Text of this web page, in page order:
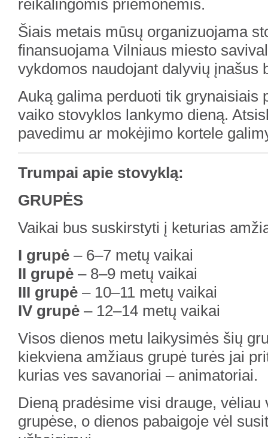
reikalingomis priemonėmis.
Šiais metais mūsų organizuojama
finansuojama Vilniaus miesto
vykdomos naudojant dalyvių įnašus
Auką galima perduoti tik grynaisiais
vaiko stovyklos lankymo dieną.
pavedimu ar mokėjimo kortele
Trumpai apie stovyklą:
GRUPĖS
Vaikai bus suskirstyti į keturias
I grupė – 6–7 metų vaikai
II grupė – 8–9 metų vaikai
III grupė – 10–11 metų vaikai
IV grupė – 12–14 metų vaikai
Visos dienos metu laikysimės šių
kiekviena amžiaus grupė turės jai
kurias ves savanoriai – animatoriai.
Dieną pradėsime visi drauge, vėliau
grupėse, o dienos pabaigoje vėl